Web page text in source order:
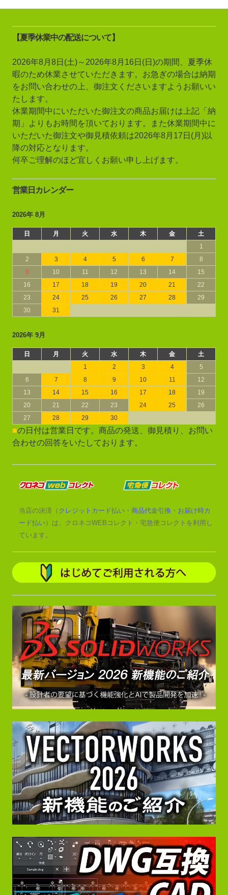
【夏季休業中の配送について】
2026年8月8日(土)～2026年8月16日(日)の期間、夏季休
暇のため休業させていただきます。お急ぎの場合は納期
をお問い合わせの上、御注文くださいますようお願いい
たします。
休業期間中にいただいた御注文の商品お届けは上記「納
期」よりもお時間を頂いております。また休業期間中に
いただいた御注文や御見積依頼は2026年8月17日(月)以
降の対応となります。
何卒ご理解のほど宜しくお願い申し上げます。
営業日カレンダー
2026年 8月
日 月 火 水 木 金
土
1
2
3 4 5 6 7
8
9
10 11 12 13 14
15
16
17 18 19 20 21
22
23
24 25 26 27 28
29
30
31
2026年 9月
日 月 火 水 木 金
土
1
2 3 4
5
6
7 8 9 10 11
12
13
14 15 16 17 18
19
20
21 22 23 24 25
26
27
28 29 30
■の日付は営業日です。商品の発送、御見積り、お問い
合わせの回答をいたしております。
当店の決済（ クレジットカード払い ・ 商品代金引換 ・ お届け時カ
ード払い）は、クロネコWEBコレクト・宅急便コレクトを利用し
ています。